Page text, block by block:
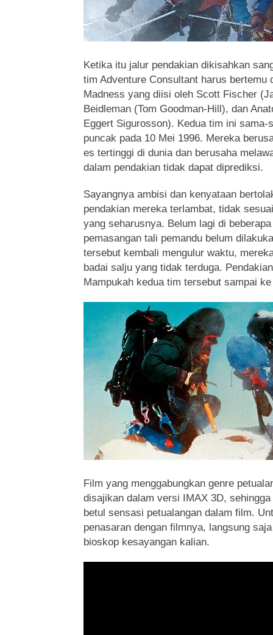
Ketika itu jalur pendakian dikisahkan
tim Adventure Consultant harus bertemu
Madness yang diisi oleh Scott Fischer
Beidleman (Tom Goodman-Hill), dan
Eggert Sigurosson). Kedua tim ini sama-
puncak pada 10 Mei 1996. Mereka
es tertinggi di dunia dan berusaha
dalam pendakian tidak dapat diprediksi.
Sayangnya ambisi dan kenyataan
pendakian mereka terlambat, tidak
yang seharusnya. Belum lagi di
pemasangan tali pemandu belum
tersebut kembali mengulur waktu,
badai salju yang tidak terduga.
Mampukah kedua tim tersebut sampai
Film yang menggabungkan genre
disajikan dalam versi IMAX 3D,
betul sensasi petualangan dalam film.
penasaran dengan filmnya, langsung
bioskop kesayangan kalian.